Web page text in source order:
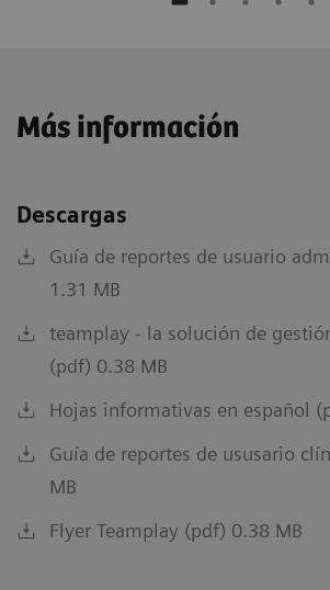
Más información
Descargas
Guía de reportes de usuario
1.31 MB
teamplay - la solución de
(pdf) 0.38 MB
Hojas informativas en español
Guía de reportes de ususario
MB
Flyer Teamplay (pdf) 0.38 MB